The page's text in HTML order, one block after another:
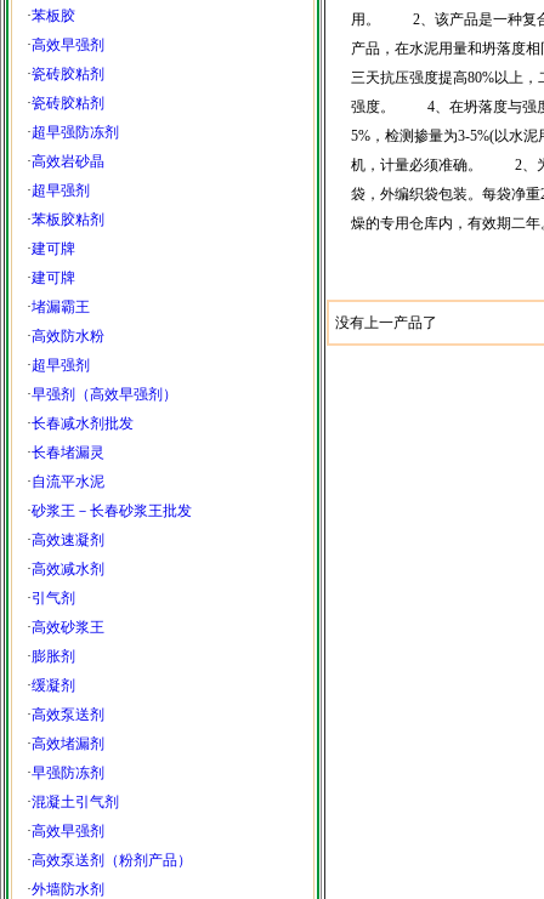
·苯板胶
·高效早强剂
·瓷砖胶粘剂
·瓷砖胶粘剂
·超早强防冻剂
·高效岩砂晶
·超早强剂
·苯板胶粘剂
·建可牌
·建可牌
·堵漏霸王
·高效防水粉
·超早强剂
·早强剂（高效早强剂）
·长春减水剂批发
·长春堵漏灵
·自流平水泥
·砂浆王－长春砂浆王批发
·高效速凝剂
·高效减水剂
·引气剂
·高效砂浆王
·膨胀剂
·缓凝剂
·高效泵送剂
·高效堵漏剂
·早强防冻剂
·混凝土引气剂
·高效早强剂
·高效泵送剂（粉剂产品）
·外墙防水剂
用。 2、该产品是一种复
产品，在水泥用量和坍落度
三天抗压强度提高80%以上
强度。 4、在坍落度与强度
5%，检测掺量为3-5%(以
机，计量必须准确。 2、
袋，外编织袋包装。每袋
燥的专用仓库内，有效期二
没有上一产品了